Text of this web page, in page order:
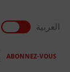
العربية
ABONNEZ-VOUS